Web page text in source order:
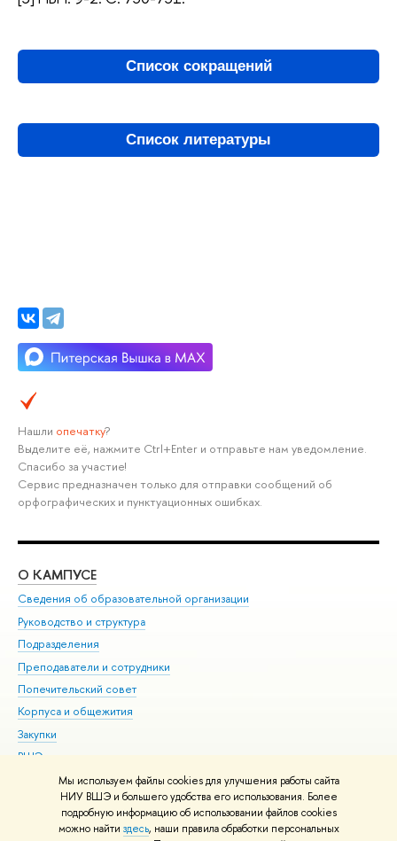
Мы используем файлы cookies для улучшения работы сайта
НИУ ВШЭ и большего удобства его использования. Более
подробную информацию об использовании файлов cookies
можно найти здесь, наши правила обработки персональных
Список сокращений
Список литературы
Нашли опечатку?
Выделите её, нажмите Ctrl+Enter и отправьте нам уведомление.
Спасибо за участие!
Сервис предназначен только для отправки сообщений об
орфографических и пунктуационных ошибках.
О КАМПУСЕ
Сведения об образовательной организации
Руководство и структура
Подразделения
Преподаватели и сотрудники
Попечительский совет
Корпуса и общежития
Закупки
ВШЭ для студентов с ограниченными возможностями
здоровья и инвалидностью
Версия для слабовидящих
Единая платежная страница